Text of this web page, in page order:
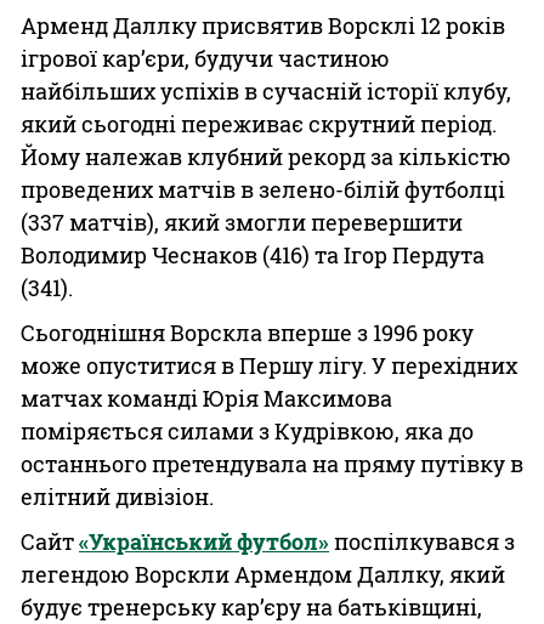
Арменд Даллку присвятив Ворсклі 12 років
ігрової кар’єри, будучи частиною
найбільших успіхів в сучасній історії клубу,
який сьогодні переживає скрутний період.
Йому належав клубний рекорд за кількістю
проведених матчів в зелено-білій футболці
(337 матчів), який змогли перевершити
Володимир Чеснаков (416) та Ігор Пердута
(341).
Сьогоднішня Ворскла вперше з 1996 року
може опуститися в Першу лігу. У перехідних
матчах команді Юрія Максимова
поміряється силами з Кудрівкою, яка до
останнього претендувала на пряму путівку в
елітний дивізіон.
Сайт«Український футбол»поспілкувався з
легендою Ворскли Армендом Даллку, який
будує тренерську кар’єру на батьківщині,